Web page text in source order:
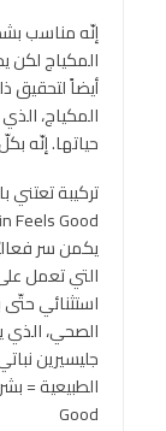
إنّه مناسب
المكياج
أيضاً لتحقيق
المكياج،
حياتها. إنّه
تركيبة تعتني
يكمن سر
التي تعمل
استثنائي
الصحي، الذي
جليسيرين
Good